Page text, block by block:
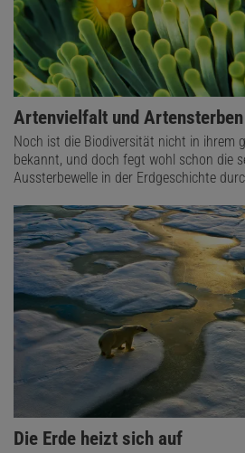
Artenvielfalt und Artensterben
Noch ist die Biodiversität nicht in ihrem
bekannt, und doch fegt wohl schon die
Aussterbewelle in der Erdgeschichte
Die Erde heizt sich auf